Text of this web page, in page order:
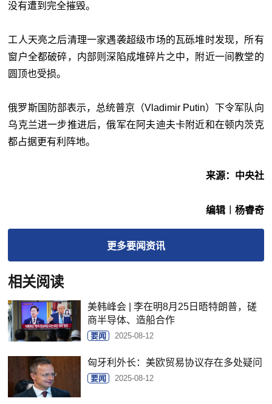
没有遭到完全摧毁。
工人天亮之后清理一家遇袭超级巿场的瓦砾堆时发现，所有
窗户全都破碎，内部则深陷成堆碎片之中，附近一间教堂的
圆顶也受损。
俄罗斯国防部表示，总统普京（Vladimir Putin）下令军队向
乌克兰进一步推进后，俄军在阿夫迪夫卡附近和在顿内茨克
都占据更有利阵地。
来源：中央社
编辑︱杨睿奇
更多要闻资讯
相关阅读
美韩峰会 | 李在明8月25日晤特朗普，磋
商半导体、造船合作
要闻 2025-08-12
匈牙利外长：美欧贸易协议存在多处疑问
要闻 2025-08-12